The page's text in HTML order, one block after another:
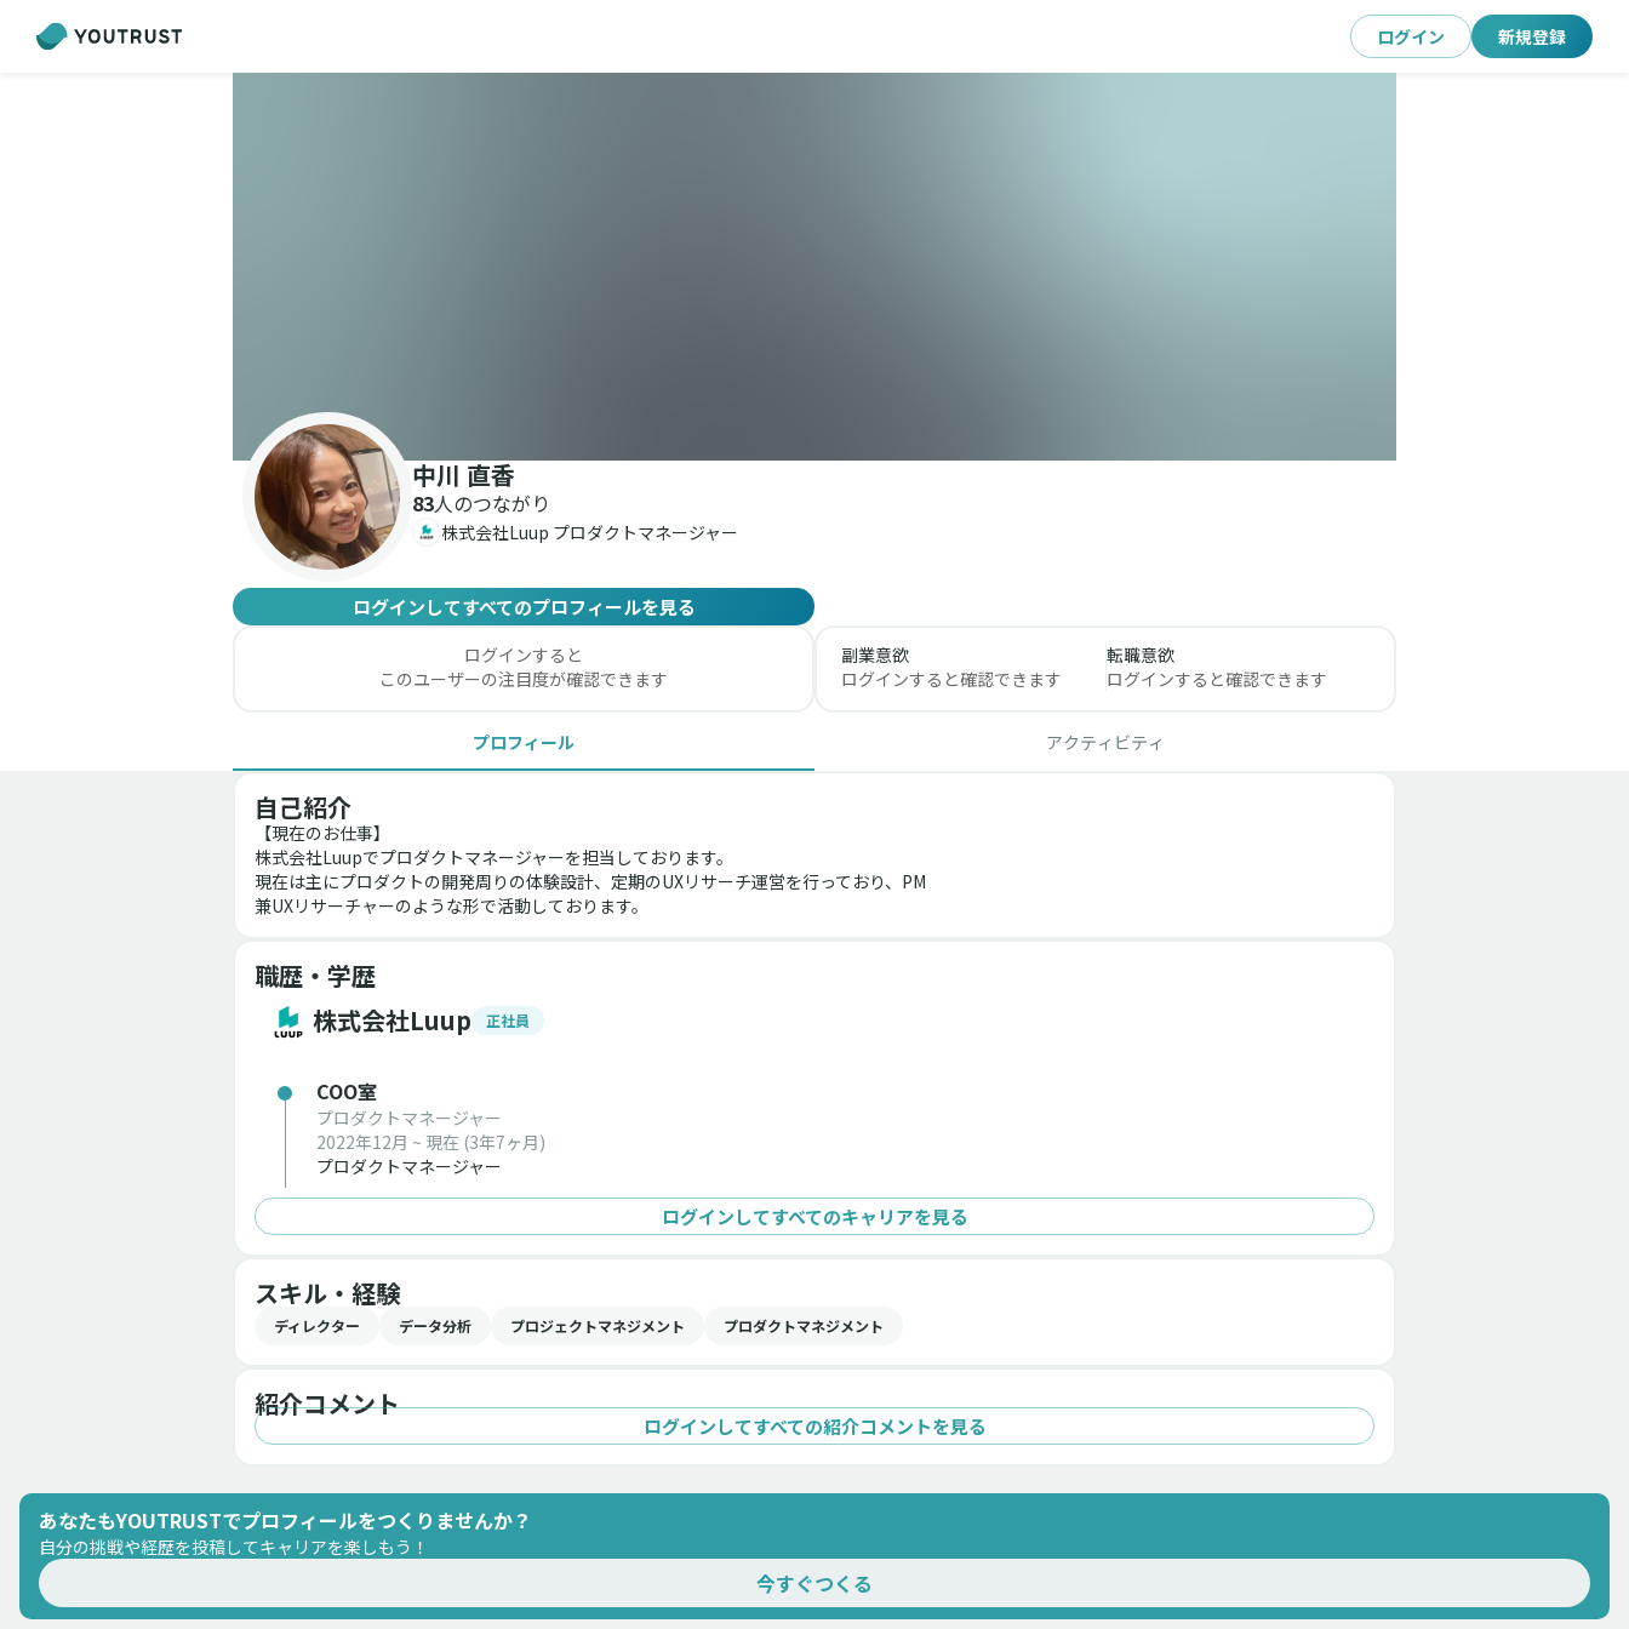
ログイン 新規登録
中川 直香
83人のつながり
株式会社Luup プロダクトマネージャー
ログインしてすべてのプロフィールを見る
ログインすると
このユーザーの注目度が確認できます
副業意欲
ログインすると確認できます
転職意欲
ログインすると確認できます
プロフィール アクティビティ
自己紹介
【現在のお仕事】
株式会社Luupでプロダクトマネージャーを担当しております。
現在は主にプロダクトの開発周りの体験設計、定期のUXリサーチ運営を行っており、PM
兼UXリサーチャーのような形で活動しております。
職歴・学歴
株式会社Luup
正社員
COO室
プロダクトマネージャー
2022年12月 ~ 現在 (3年7ヶ月)
プロダクトマネージャー
ログインしてすべてのキャリアを見る
スキル・経験
ディレクター データ分析 プロジェクトマネジメント プロダクトマネジメント
紹介コメント
ログインしてすべての紹介コメントを見る
あなたもYOUTRUSTでプロフィールをつくりませんか？
自分の挑戦や経歴を投稿してキャリアを楽しもう！
今すぐつくる